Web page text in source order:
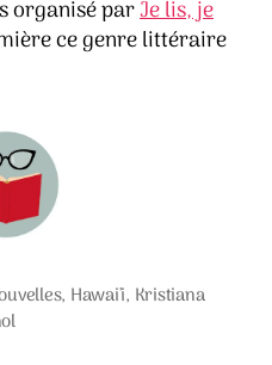
organisé parJe lis, je
ce genre littéraire
, Hawai'i, Kristiana